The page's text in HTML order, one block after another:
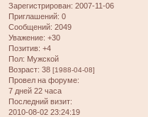
Зарегистрирован: 2007-11-06
Приглашений: 0
Сообщений: 2049
Уважение: +30
Позитив: +4
Пол: Мужской
Возраст: 38 [1988-04-08]
Провел на форуме:
7 дней 22 часа
Последний визит:
2010-08-02 23:24:19